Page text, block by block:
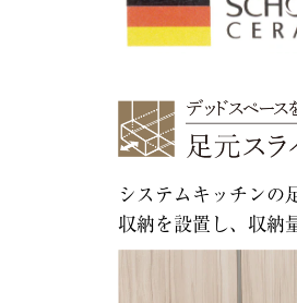
システムキッチンの
収納を設置し、収納